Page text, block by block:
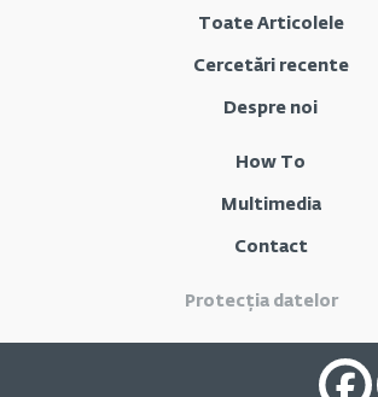
Toate Articolele
Cercetări recente
Despre noi
How To
Multimedia
Contact
Protecția datelor